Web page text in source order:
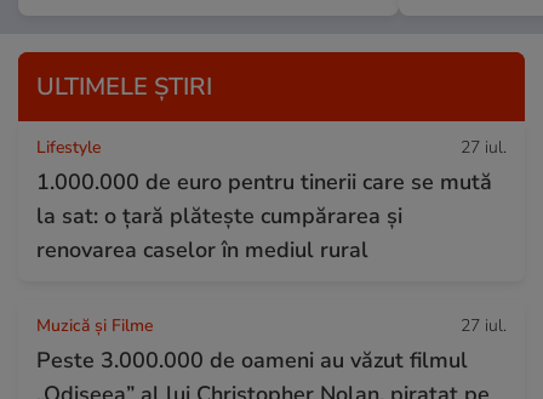
ULTIMELE ȘTIRI
Lifestyle 27 iul.
1.000.000 de euro pentru tinerii care se mută
la sat: o țară plătește cumpărarea și
renovarea caselor în mediul rural
Muzică și Filme 27 iul.
Peste 3.000.000 de oameni au văzut filmul